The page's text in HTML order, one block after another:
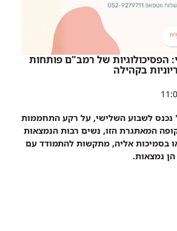
הפסיכולוגיות של רמב"ם פותחות
בקהילה
לשבוע השלישי, על רקע התחממות
המאתגרת הזו, נשים רבות הנמצאות
בסמיכות אליה, מתקשות להתמודד עם
נמצאות.